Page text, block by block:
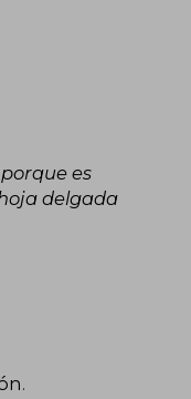
es
delgada
.